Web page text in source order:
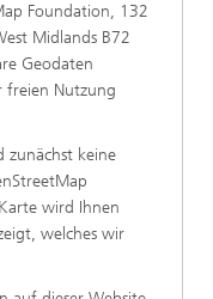
Foundation, 132
Midlands B72
Geodaten
freien Nutzung
zunächst keine
wird Ihnen
welches wir